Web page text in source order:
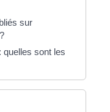
sur
quelles sont les